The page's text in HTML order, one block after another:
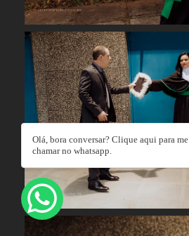
Olá, bora conversar? Clique aqui para me
chamar no whatsapp.